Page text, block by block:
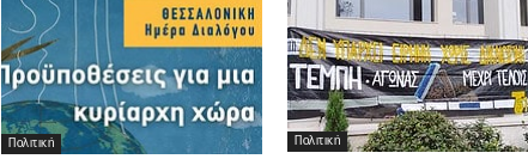
Πολιτική Πολιτική